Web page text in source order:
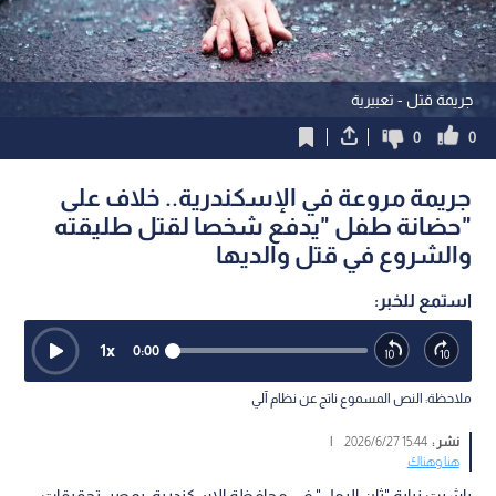
جريمة قتل - تعبيرية
0
0
جريمة مروعة في الإسكندرية.. خلاف على
"حضانة طفل "يدفع شخصا لقتل طليقته
والشروع في قتل والديها
استمع للخبر:
0:00
1x
ملاحظة: النص المسموع ناتج عن نظام آلي
نشر :15:44 2026/6/27
|
هنا وهناك